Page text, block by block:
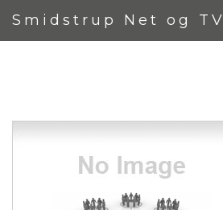
Smidstrup Net og TV